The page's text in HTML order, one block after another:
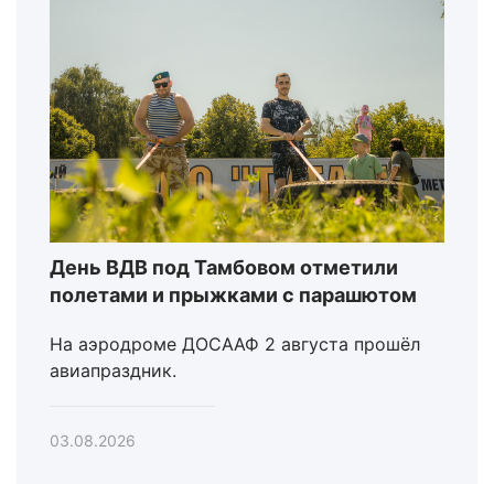
День ВДВ под Тамбовом отметили
полетами и прыжками с парашютом
На аэродроме ДОСААФ 2 августа прошёл
авиапраздник.
03.08.2026